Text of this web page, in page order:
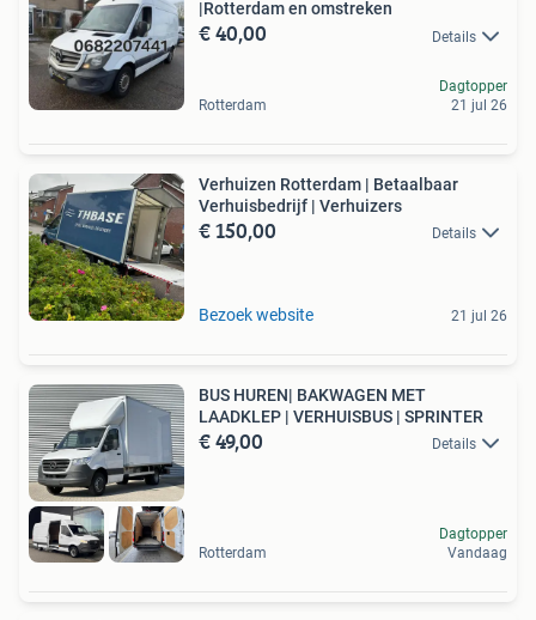
|Rotterdam en omstreken
€ 40,00 Details
Rotterdam
Dagtopper
21 jul 26
Verhuizen Rotterdam | Betaalbaar
Verhuisbedrijf | Verhuizers
€ 150,00 Details
Bezoek website 21 jul 26
BUS HUREN| BAKWAGEN MET
LAADKLEP | VERHUISBUS | SPRINTER
€ 49,00 Details
Rotterdam
Dagtopper
Vandaag